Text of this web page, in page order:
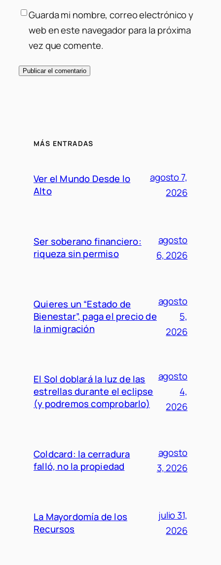
Guarda mi nombre, correo electrónico y
web en este navegador para la próxima
vez que comente.
MÁS ENTRADAS
Ver el Mundo Desde lo
Alto
agosto 7,
2026
Ser soberano financiero:
riqueza sin permiso
agosto
6, 2026
Quieres un “Estado de
Bienestar”, paga el precio de
la inmigración
agosto
5,
2026
El Sol doblará la luz de las
estrellas durante el eclipse
(y podremos comprobarlo)
agosto
4,
2026
Coldcard: la cerradura
falló, no la propiedad
agosto
3, 2026
La Mayordomía de los
Recursos
julio 31,
2026